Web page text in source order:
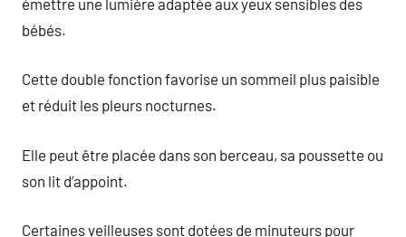
bébés.
Cette double fonction favorise un sommeil plus paisible
et réduit les pleurs nocturnes.
Elle peut être placée dans son berceau, sa poussette ou
son lit d’appoint.
Certaines veilleuses sont dotées de minuteurs pour